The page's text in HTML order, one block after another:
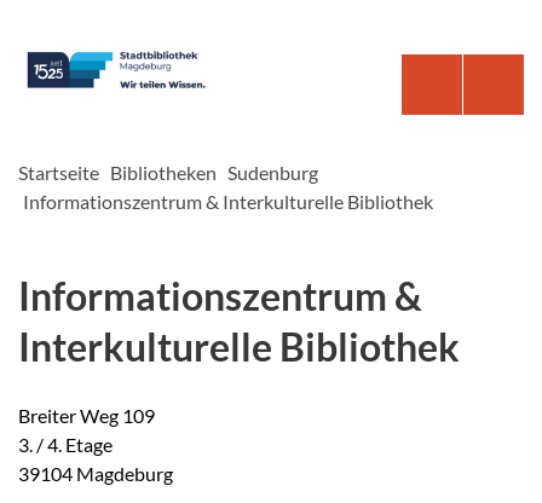
Startseite Bibliotheken Sudenburg
Informationszentrum & Interkulturelle Bibliothek
Informationszentrum &
Interkulturelle Bibliothek
Breiter Weg 109
3. / 4. Etage
39104 Magdeburg